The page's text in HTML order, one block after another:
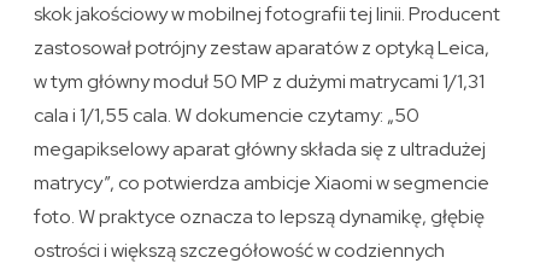
skok jakościowy w mobilnej fotografii tej linii. Producent
zastosował potrójny zestaw aparatów z optyką Leica,
w tym główny moduł 50 MP z dużymi matrycami 1/1,31
cala i 1/1,55 cala. W dokumencie czytamy: „50
megapikselowy aparat główny składa się z ultradużej
matrycy”, co potwierdza ambicje Xiaomi w segmencie
foto. W praktyce oznacza to lepszą dynamikę, głębię
ostrości i większą szczegółowość w codziennych